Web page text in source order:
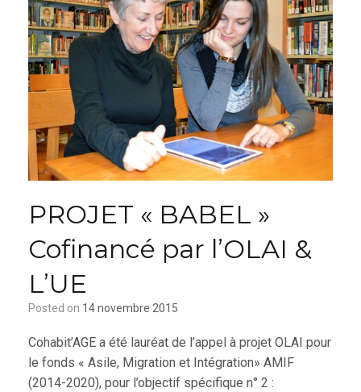
PROJET « BABEL »
Cofinancé par l’OLAI &
L’UE
Posted on 14 novembre 2015
Cohabit’AGE a été lauréat de l’appel à projet OLAI pour
le fonds « Asile, Migration et Intégration» AMIF
(2014-2020), pour l’objectif spécifique n° 2 :